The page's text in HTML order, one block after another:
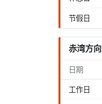
节假日
赤湾方向
日期
工作日